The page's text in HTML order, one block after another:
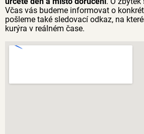
Včas vás budeme informovat o
pošleme také sledovací odkaz, na
kurýra v reálném čase.